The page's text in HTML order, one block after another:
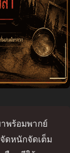
พร้อมพากย์
ดหนักจัดเต็ม